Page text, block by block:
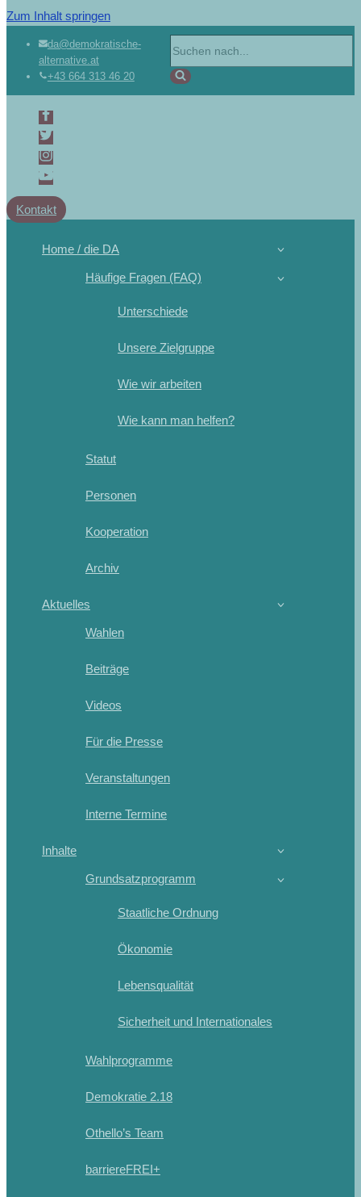
Zum Inhalt springen
da@demokratische-
alternative.at
+43 664 313 46 20
Kontakt
Home / die DA
Häufige Fragen (FAQ)
Unterschiede
Unsere Zielgruppe
Wie wir arbeiten
Wie kann man helfen?
Statut
Personen
Kooperation
Archiv
Aktuelles
Wahlen
Beiträge
Videos
Für die Presse
Veranstaltungen
Interne Termine
Inhalte
Grundsatzprogramm
Staatliche Ordnung
Ökonomie
Lebensqualität
Sicherheit und Internationales
Wahlprogramme
Demokratie 2.18
Othello’s Team
barriereFREI+